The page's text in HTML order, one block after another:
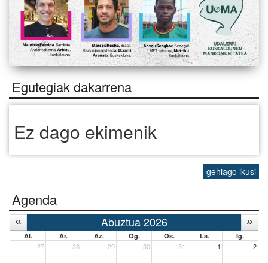
Egutegiak dakarrena
Ez dago ekimenik
gehiago ikusi
Agenda
Abuztua 2026
Al. Ar. Az. Og. Os. La. Ig.
27 28 29 30 31 1 2